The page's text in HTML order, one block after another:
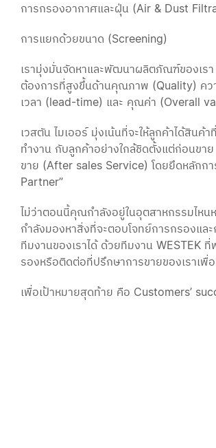
การกรองอากาศและฝุ่น (Air & Dust
การแยกด้วยขนาด (Screening)
เรามุ่งมั่นจัดหาและพัฒนาผลิตภัณฑ์ของเร
ต้องการที่สูงขึ้นด้านคุณภาพ (Quality) คว
เวลา (lead-time) และ คุณค่า (Overall
เวสตัน ไมเออร์ มุ่งเน้นที่จะให้ลูกค้าได้สินค้
ทำงาน กับลูกค้าอย่างใกล้ชิดตั้งแต่ก่อนขา
ขาย (After sales Service) โดยยึดหลักกา
Partner”
ไม่ว่าตอนนี้คุณกำลังอยู่ในอุตสาหกรรมไหน
กำลังมองหาสิ่งที่จะตอบโจทย์การกรองแล
ทีมงานของเราได้ ด้วยทีมงาน WESTEK
รองหรือติดต่อที่ปรึกษาการขายของเราเพื่
เพื่อเป้าหมายสุดท้าย คือ Customers’